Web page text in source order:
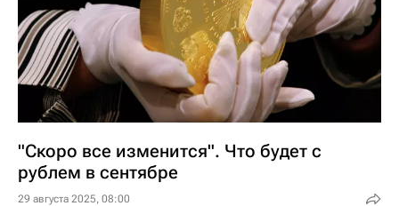
"Скоро все изменится". Что будет с
рублем в сентябре
29 августа 2025, 08:00